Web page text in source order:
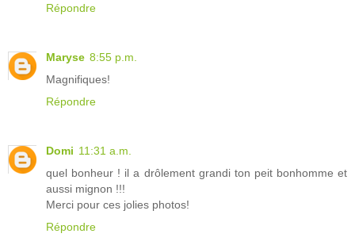
Répondre
Maryse 8:55 p.m.
Magnifiques!
Répondre
Domi 11:31 a.m.
quel bonheur ! il a drôlement grandi ton peit bonhomme et
aussi mignon !!!
Merci pour ces jolies photos!
Répondre